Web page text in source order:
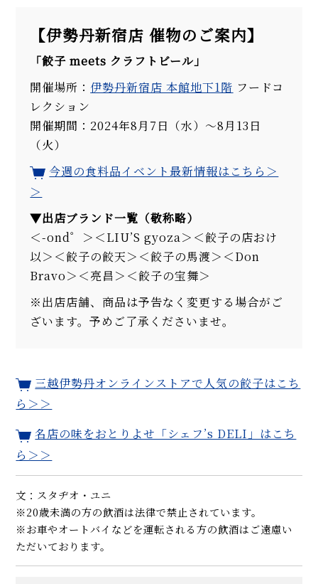
【伊勢丹新宿店 催物のご案内】
「餃子 meets クラフトビール」
開催場所： 伊勢丹新宿店 本館地下1階 フードコ
レクション
開催期間：2024年8月7日（水）～8月13日
（火）
今週の食料品イベント最新情報はこちら＞
＞
▼出店ブランド一覧（敬称略）
＜-ond゜＞＜LIU’S gyoza＞＜餃子の店おけ
以＞＜餃子の餃天＞＜餃子の馬渡＞＜Don
Bravo＞＜亮昌＞＜餃子の宝舞＞
※出店店舗、商品は予告なく変更する場合がご
ざいます。予めご了承くださいませ。
三越伊勢丹オンラインストアで人気の餃子はこち
ら＞＞
名店の味をおとりよせ「シェフ’s DELI」はこち
ら＞＞
文：スタヂオ・ユニ
※20歳未満の方の飲酒は法律で禁止されています。
※お車やオートバイなどを運転される方の飲酒はご遠慮い
ただいております。